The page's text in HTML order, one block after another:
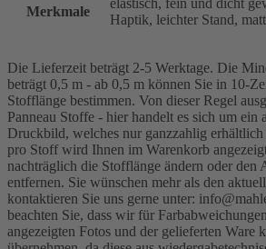
Merkmale
Haptik, leichter Stand,
Die Lieferzeit beträgt 2-5 Werktage. Die
beträgt 0,5 m - ab 0,5 m können Sie in 10-
Stofflänge bestimmen. Von dieser Regel
Panneau Stoffe - hier handelt es sich um ein
Druckbild, welches nur ganzzahlig
pro Stoff wird Ihnen im Warenkorb
nachträglich die Stofflänge ändern oder den
entfernen. Sie wünschen mehr als den
kontaktieren Sie uns gerne unter:
beachten Sie, dass wir für
angezeigten Fotos und der gelieferten Ware